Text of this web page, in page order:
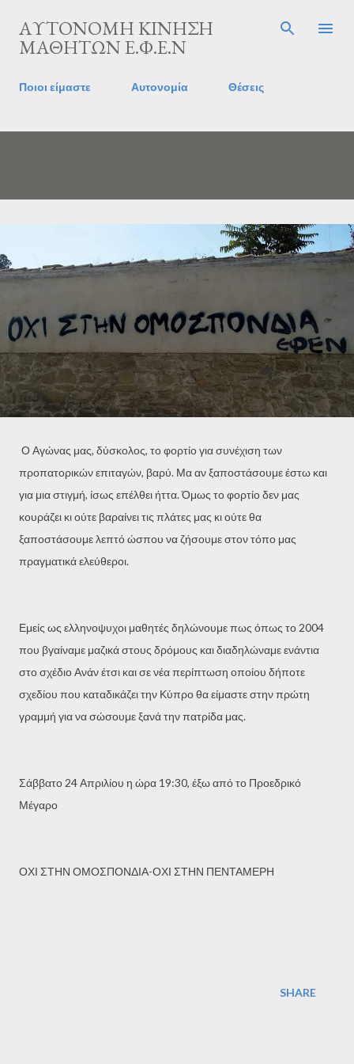
Skip to main content
ΑΥΤΟΝΟΜΗ ΚΙΝΗΣΗ
ΜΑΘΗΤΩΝ Ε.Φ.Ε.Ν
Ποιοι είμαστε Αυτονομία Θέσεις
Ο Αγώνας μας, δύσκολος, το φορτίο για συνέχιση των
προπατορικών επιταγών, βαρύ. Μα αν ξαποστάσουμε έστω και
για μια στιγμή, ίσως επέλθει ήττα. Όμως το φορτίο δεν μας
κουράζει κι ούτε βαραίνει τις πλάτες μας κι ούτε θα
ξαποστάσουμε λεπτό ώσπου να ζήσουμε στον τόπο μας
πραγματικά ελεύθεροι.
Εμείς ως ελληνοψυχοι μαθητές δηλώνουμε πως όπως το 2004
που βγαίναμε μαζικά στους δρόμους και διαδηλώναμε ενάντια
στο σχέδιο Ανάν έτσι και σε νέα περίπτωση οποίου δήποτε
σχεδίου που καταδικάζει την Κύπρο θα είμαστε στην πρώτη
γραμμή για να σώσουμε ξανά την πατρίδα μας.
Σάββατο 24 Απριλίου η ώρα 19:30, έξω από το Προεδρικό
Μέγαρο
ΟΧΙ ΣΤΗΝ ΟΜΟΣΠΟΝΔΙΑ-ΟΧΙ ΣΤΗΝ ΠΕΝΤΑΜΕΡΗ
SHARE